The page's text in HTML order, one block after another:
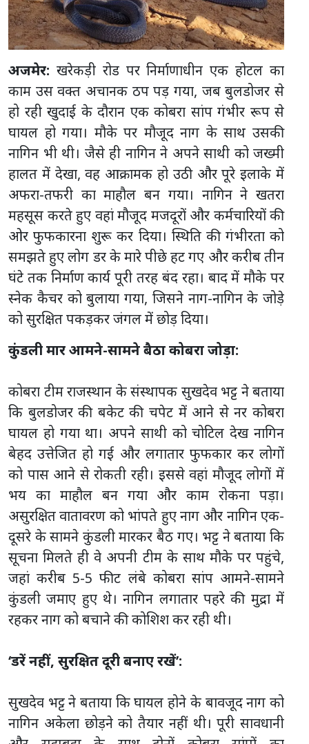
अजमेर: खरेकड़ी रोड पर निर्माणाधीन एक होटल का
काम उस वक्त अचानक ठप पड़ गया, जब बुलडोजर से
हो रही खुदाई के दौरान एक कोबरा सांप गंभीर रूप से
घायल हो गया। मौके पर मौजूद नाग के साथ उसकी
नागिन भी थी। जैसे ही नागिन ने अपने साथी को जख्मी
हालत में देखा, वह आक्रामक हो उठी और पूरे इलाके में
अफरा-तफरी का माहौल बन गया। नागिन ने खतरा
महसूस करते हुए वहां मौजूद मजदूरों और कर्मचारियों की
ओर फुफकारना शुरू कर दिया। स्थिति की गंभीरता को
समझते हुए लोग डर के मारे पीछे हट गए और करीब तीन
घंटे तक निर्माण कार्य पूरी तरह बंद रहा। बाद में मौके पर
स्नेक कैचर को बुलाया गया, जिसने नाग-नागिन के जोड़े
को सुरक्षित पकड़कर जंगल में छोड़ दिया।
कुंडली मार आमने-सामने बैठा कोबरा जोड़ा:
कोबरा टीम राजस्थान के संस्थापक सुखदेव भट्ट ने बताया
कि बुलडोजर की बकेट की चपेट में आने से नर कोबरा
घायल हो गया था। अपने साथी को चोटिल देख नागिन
बेहद उत्तेजित हो गई और लगातार फुफकार कर लोगों
को पास आने से रोकती रही। इससे वहां मौजूद लोगों में
भय का माहौल बन गया और काम रोकना पड़ा।
असुरक्षित वातावरण को भांपते हुए नाग और नागिन एक-
दूसरे के सामने कुंडली मारकर बैठ गए। भट्ट ने बताया कि
सूचना मिलते ही वे अपनी टीम के साथ मौके पर पहुंचे,
जहां करीब 5-5 फीट लंबे कोबरा सांप आमने-सामने
कुंडली जमाए हुए थे। नागिन लगातार पहरे की मुद्रा में
रहकर नाग को बचाने की कोशिश कर रही थी।
‘डरें नहीं, सुरक्षित दूरी बनाए रखें’:
सुखदेव भट्ट ने बताया कि घायल होने के बावजूद नाग को
नागिन अकेला छोड़ने को तैयार नहीं थी। पूरी सावधानी